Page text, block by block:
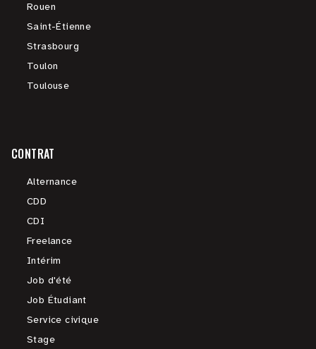
Rouen
Saint-Étienne
Strasbourg
Toulon
Toulouse
CONTRAT
Alternance
CDD
CDI
Freelance
Intérim
Job d'été
Job Étudiant
Service civique
Stage